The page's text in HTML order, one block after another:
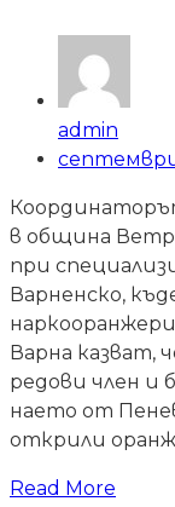
admin
септември
в община
при
Варненско,
Варна казват,
редови член и
наето от
открили
Read More